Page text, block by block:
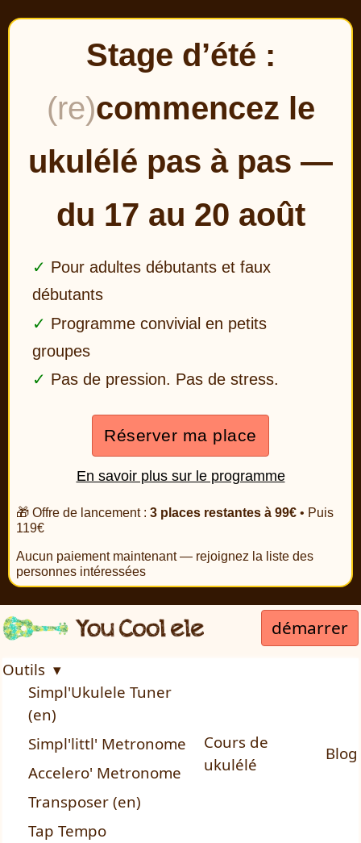
Stage d’été :
(re)commencez le
ukulélé pas à pas —
du 17 au 20 août
Pour adultes débutants et faux
débutants
Programme convivial en petits
groupes
Pas de pression. Pas de stress.
Réserver ma place
En savoir plus sur le programme
🎁 Offre de lancement :3 places restantes à 99€ • Puis
119€
Aucun paiement maintenant — rejoignez la liste des
personnes intéressées
Outils ▾
Simpl'Ukulele Tuner
(en)
Simpl'littl' Metronome
Accelero' Metronome
Transposer (en)
Tap Tempo
Cours de
ukulélé
Blog
démarrer